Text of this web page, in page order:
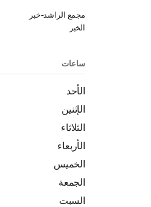
مجمع الراشد-خبر
الخبر
ساعات
الأحد
الإثنين
الثلاثاء
الأربعاء
الخميس
الجمعة
السبت